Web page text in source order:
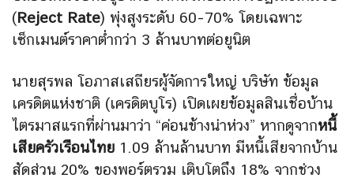
(Reject Rate) พุ่งสูงระดับ 60-70% โดยเฉพาะ
เซ็กเมนต์ราคาต่ำกว่า 3 ล้านบาทต่อยูนิต
นายสุรพล โอภาสเสถียรผู้จัดการใหญ่ บริษัท ข้อมูล
เครดิตแห่งชาติ (เครดิตบูโร) เปิดเผยข้อมูลสินเชื่อบ้าน
ไตรมาสแรกที่ผ่านมาว่า “ค่อนข้างน่าห่วง” หากดูจากหนี้
เสียครัวเรือนไทย 1.09 ล้านล้านบาท มีหนี้เสียจากบ้าน
สัดส่วน 20% ของพอร์ตรวม เติบโตถึง 18% จากช่วง